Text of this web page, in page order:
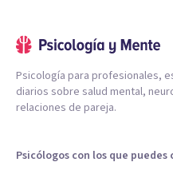
Psicología para profesionales,
diarios sobre salud mental,
relaciones de pareja.
Psicólogos con los que